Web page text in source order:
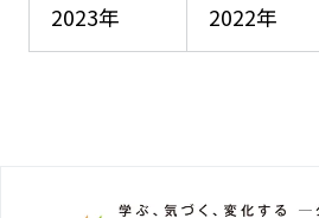
2023年 2022年